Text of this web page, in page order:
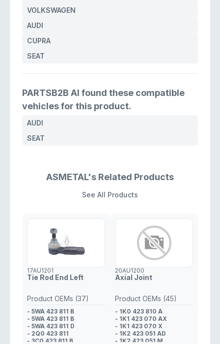
1K0 423 812 E
1K0 423 804 A
3C0 423 812 B- AUDI
- AUDI
1K0 423 804 A
1K0 423 812 A- AUDI
1K0 423 812 B
- AUDI
1K0 423 812 B- SEAT
1K0 423 812 E - SEAT
1K0 423 812 F
VOLKSWAGEN
AUDI
CUPRA
SEAT
PARTSB2B AI found these compatible
vehicles for this product.
AUDI
SEAT
ASMETAL's Related Products
See All Products
17AU1201
Tie Rod End Left
Product OEMs (37)
- 5WA 423 811 B
- 5WA 423 811 B
- 5WA 423 811 D
- 2Q0 423 811
- 3C0 423 811 B
20AU1200
Axial Joint
Product OEMs (45)
- 1K0 423 810 A
- 1K1 423 070 AX
- 1K1 423 070 X
- 1K2 423 051 AD
- 1K2 423 051 M